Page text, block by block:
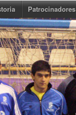
Patrocinadores